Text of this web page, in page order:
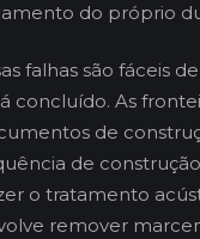
do próprio
falhas são fáceis
concluído. As
de
de
o tratamento
remover